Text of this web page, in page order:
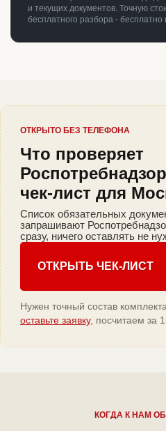
и текущих документов. Точную
бесплатного разбора - бесплатно
ОТКРЫТО БЕЗ ТЕЛЕФОНА
Что проверяет
чек-лист для
Список обязательных
запрашивают
сразу, ничего оставлять не
ОТКРЫТЬ ЧЕК-ЛИСТ
Нужен точный состав
оставьте заявку, посчитаем за
КОГДА К НАМ